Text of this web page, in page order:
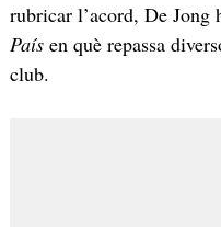
rubricar l’acord, De Jong
Paísen què repassa
club.